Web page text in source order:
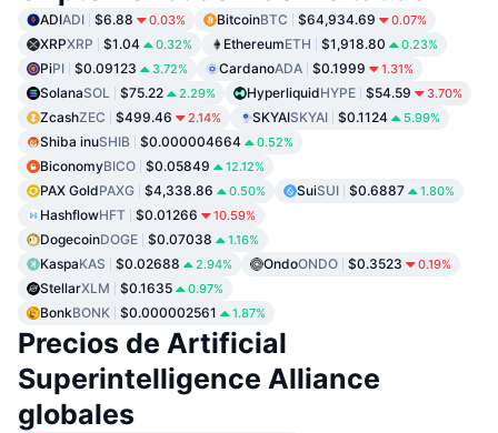
ADIADI $6.88 0.03% BitcoinBTC $64,934.69 0.07%
XRPXRP $1.04 0.32% EthereumETH $1,918.80 0.23%
PiPI $0.09123 3.72% CardanoADA $0.1999 1.31%
SolanaSOL $75.22 2.29% HyperliquidHYPE $54.59 3.70%
ZcashZEC $499.46 2.14% SKYAISKYAI $0.1124 5.99%
Shiba inuSHIB $0.000004664 0.52%
BiconomyBICO $0.05849 12.12%
PAX GoldPAXG $4,338.86 0.50% SuiSUI $0.6887 1.80%
HashflowHFT $0.01266 10.59%
DogecoinDOGE $0.07038 1.16%
KaspaKAS $0.02688 2.94% OndoONDO $0.3523 0.19%
StellarXLM $0.1635 0.97%
BonkBONK $0.000002561 1.87%
Precios de Artificial
Superintelligence Alliance
globales